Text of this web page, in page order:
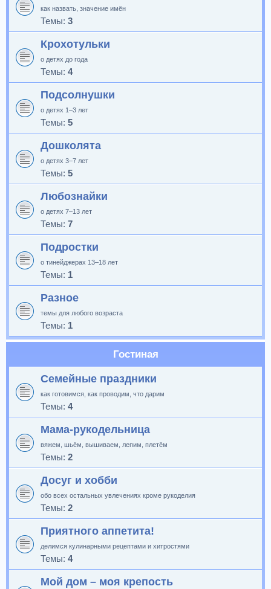
как назвать, значение имён
Темы: 3
Крохотульки
о детях до года
Темы: 4
Подсолнушки
о детях 1–3 лет
Темы: 5
Дошколята
о детях 3–7 лет
Темы: 5
Любознайки
о детях 7–13 лет
Темы: 7
Подростки
о тинейджерах 13–18 лет
Темы: 1
Разное
темы для любого возраста
Темы: 1
Гостиная
Семейные праздники
как готовимся, как проводим, что дарим
Темы: 4
Мама-рукодельница
вяжем, шьём, вышиваем, лепим, плетём
Темы: 2
Досуг и хобби
обо всех остальных увлечениях кроме рукоделия
Темы: 2
Приятного аппетита!
делимся кулинарными рецептами и хитростями
Темы: 4
Мой дом – моя крепость